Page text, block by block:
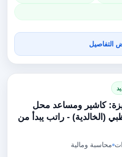
التفاصيل
كاشير ومساعد محل
(الخالدية) - راتب يبدأ من
محاسبة ومالية